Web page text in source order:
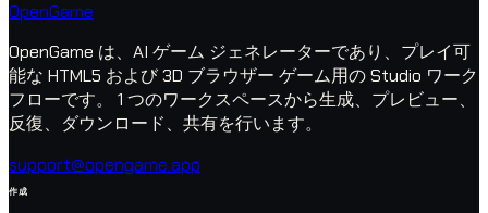
OpenGame
OpenGame は、AI ゲーム ジェネレーターであり、プレイ可
能な HTML5 および 3D ブラウザー ゲーム用の Studio ワーク
フローです。 1 つのワークスペースから生成、プレビュー、
反復、ダウンロード、共有を行います。
support@opengame.app
作成